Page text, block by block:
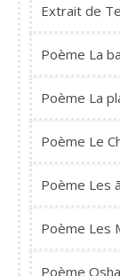
Extrait de
Poème La
Poème La
Poème Le
Poème Les
Poème Les
Poème